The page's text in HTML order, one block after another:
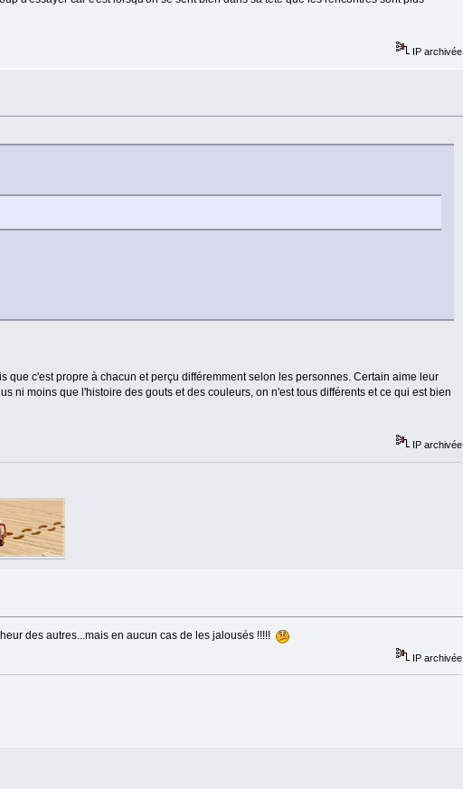
IP archivée
que c'est propre à chacun et perçu différemment selon les personnes. Certain aime leur
ni moins que l'histoire des gouts et des couleurs, on n'est tous différents et ce qui est bien
IP archivée
des autres...mais en aucun cas de les jalousés !!!!!
IP archivée